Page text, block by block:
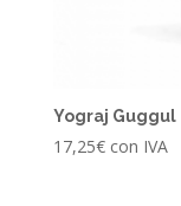
Yograj Guggul
17,25€ con IVA